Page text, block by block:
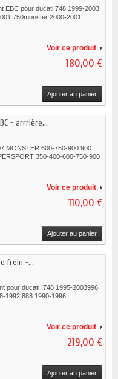
EBC pour ducati 748 1999-2003
750monster 2000-2001
Voir ce produit
180,00 €
Ajouter au panier
- arrrière...
MONSTER 600-750-900 900
350-400-600-750-900
Voir ce produit
110,00 €
Ajouter au panier
frein -...
pour ducati 748 1995-2003996
1992 888 1990-1996...
Voir ce produit
219,00 €
Ajouter au panier